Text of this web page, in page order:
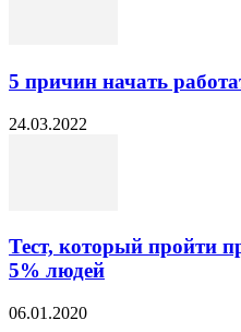
5 причин начать
24.03.2022
Тест, который пройти
5% людей
06.01.2020